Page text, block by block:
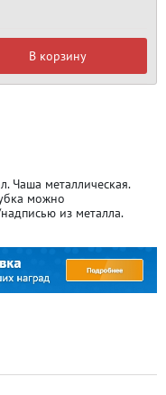
В корзину
Чаша металлическая.
можно
из металла.